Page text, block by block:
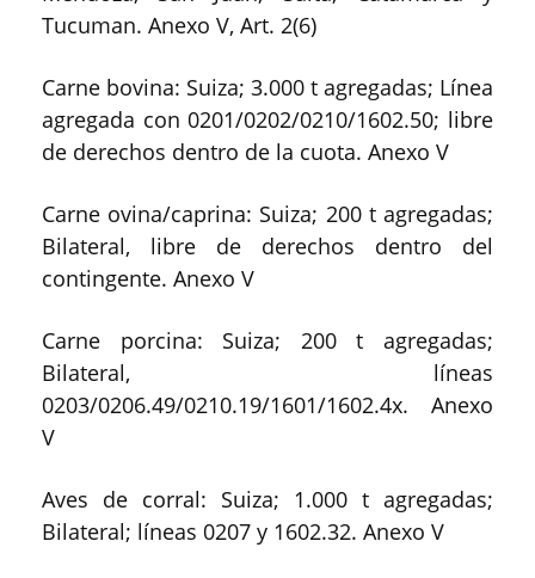
Tucuman. Anexo V, Art. 2(6)
Carne bovina: Suiza; 3.000 t agregadas; Línea
agregada con 0201/0202/0210/1602.50; libre
de derechos dentro de la cuota. Anexo V
Carne ovina/caprina: Suiza; 200 t agregadas;
Bilateral, libre de derechos dentro del
contingente. Anexo V
Carne porcina: Suiza; 200 t agregadas;
Bilateral, líneas
0203/0206.49/0210.19/1601/1602.4x. Anexo
V
Aves de corral: Suiza; 1.000 t agregadas;
Bilateral; líneas 0207 y 1602.32. Anexo V